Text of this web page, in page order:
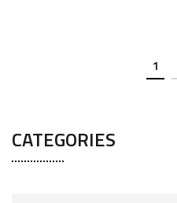
1
CATEGORIES